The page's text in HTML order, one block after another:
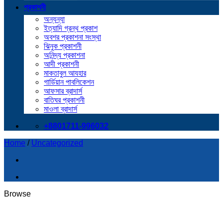
প্রকাশনী
অন্যন্যা
ইত্যাদি গ্রন্থ প্রকাশ
অবশর প্রকাশনা সংস্থা
ঝিনুক প্রকাশনী
অনিন্দ্য প্রকাশনা
আদী প্রকাশনী
মাকতাবুল আযহার
গার্ডিয়ান পাবলিকেশন
আফসার ব্রাদার্স
বাতিঘর প্রকাশনী
মাওলা ব্রাদার্স
+8801711-996032
Home / Uncategorized
Browse